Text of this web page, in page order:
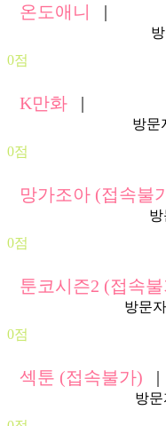
온도애니 |
0점
K만화 |
방문
0점
망가조아 (접속불
방
0점
툰코시즌2 (접속
방문
0점
섹툰 (접속불가) |
방문